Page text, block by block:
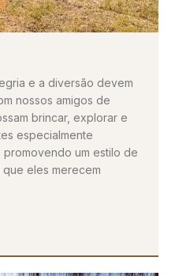
e a diversão devem
nossos amigos de
brincar, explorar e
especialmente
um estilo de
eles merecem